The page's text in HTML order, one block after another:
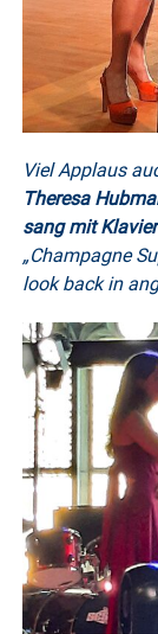
Viel Applaus
Theresa
sang mit
„Champagne
look back in